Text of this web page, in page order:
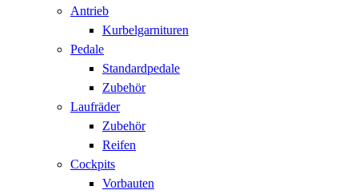
Antrieb
Kurbelgarnituren
Pedale
Standardpedale
Zubehör
Laufräder
Zubehör
Reifen
Cockpits
Vorbauten